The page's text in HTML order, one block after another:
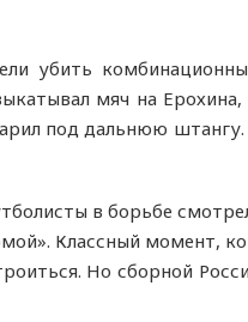
убить
мяч на
под дальнюю
в борьбе
Классный момент,
Но сборной